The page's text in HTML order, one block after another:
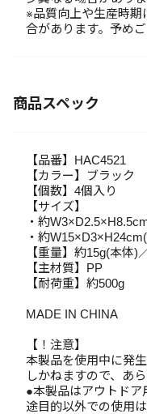
※品質向上や生産時期
合があります。予めご
商品スペック
【品番】HAC4521
【カラー】ブラック
【個数】4個入り
【サイズ】
・約
・約
【重量】約15g(本体)
【主材質】PP
【耐荷重】約500g
MADE IN CHINA
【！注意】
本製品を使用中に発
しかねますので、あ
●本製品はアウトドア
途目的以外での使用